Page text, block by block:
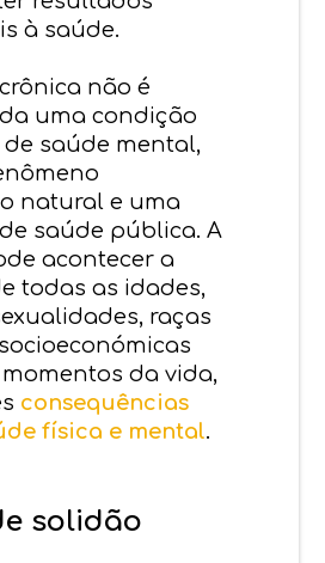
à saúde.
não é
uma condição
de saúde mental,
natural e uma
saúde pública. A
acontecer a
todas as idades,
raças
da vida,
consequências
física e mental.
solidão